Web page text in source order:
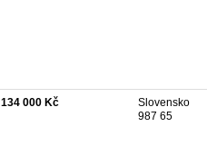
134 000 Kč
Slovensko
987 65